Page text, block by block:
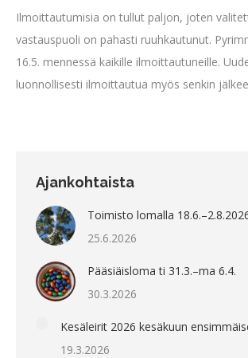
Ilmoittautumisia on tullut paljon, joten
vastauspuoli on pahasti ruuhkautunut.
16.5. mennessä kaikille ilmoittautuneille.
luonnollisesti ilmoittautua myös senkin
Ajankohtaista
Toimisto lomalla
25.6.2026
Pääsiäisloma ti 31.3.–ma 6.4.
30.3.2026
Kesäleirit 2026 kesäkuun
19.3.2026